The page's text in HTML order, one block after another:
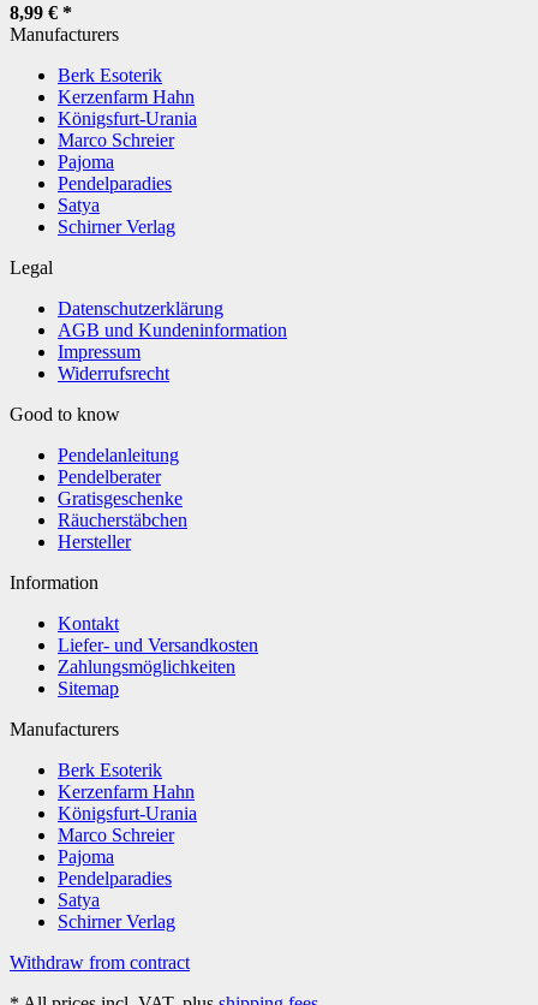
8,99 € *
Manufacturers
Berk Esoterik
Kerzenfarm Hahn
Königsfurt-Urania
Marco Schreier
Pajoma
Pendelparadies
Satya
Schirner Verlag
Legal
Datenschutzerklärung
AGB und Kundeninformation
Impressum
Widerrufsrecht
Good to know
Pendelanleitung
Pendelberater
Gratisgeschenke
Räucherstäbchen
Hersteller
Information
Kontakt
Liefer- und Versandkosten
Zahlungsmöglichkeiten
Sitemap
Manufacturers
Berk Esoterik
Kerzenfarm Hahn
Königsfurt-Urania
Marco Schreier
Pajoma
Pendelparadies
Satya
Schirner Verlag
Withdraw from contract